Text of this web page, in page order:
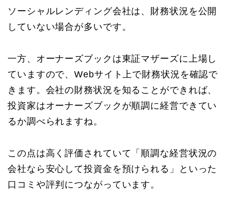
ソーシャルレンディング会社は、財務状況を公開
していない場合が多いです。
一方、オーナーズブックは東証マザーズに上場し
ていますので、Webサイト上で財務状況を確認で
きます。会社の財務状況を知ることができれば、
投資家はオーナーズブックが順調に経営できてい
るか調べられますね。
この点は高く評価されていて「順調な経営状況の
会社なら安心して投資金を預けられる」といった
口コミや評判につながっています。